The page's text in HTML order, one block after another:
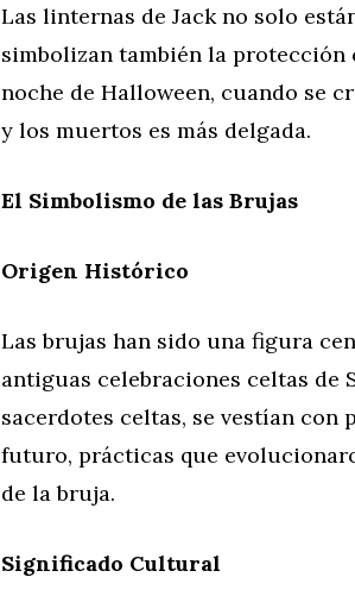
Las linternas de Jack no solo
simbolizan también la
noche de Halloween, cuando se
y los muertos es más delgada.
El Simbolismo de las Brujas
Origen Histórico
Las brujas han sido una figura
antiguas celebraciones celtas de
sacerdotes celtas, se vestían con
futuro, prácticas que
de la bruja.
Significado Cultural